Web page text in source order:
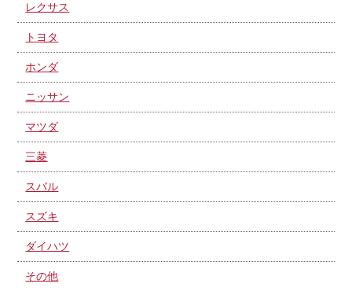
レクサス
トヨタ
ホンダ
ニッサン
マツダ
三菱
スバル
スズキ
ダイハツ
その他